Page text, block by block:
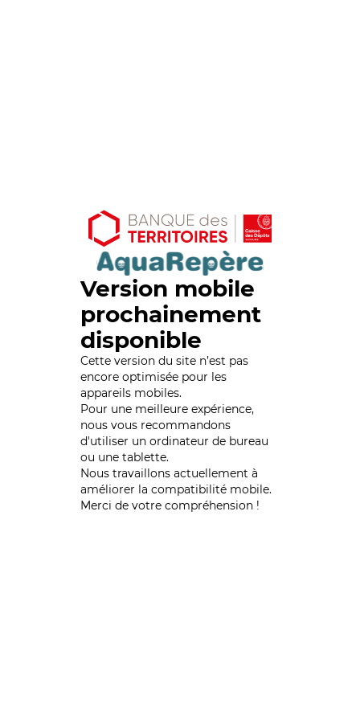
Version mobile
prochainement
disponible
Cette version du site n’est pas
encore optimisée pour les
appareils mobiles.
Pour une meilleure expérience,
nous vous recommandons
d'utiliser un ordinateur de bureau
ou une tablette.
Nous travaillons actuellement à
améliorer la compatibilité mobile.
Merci de votre compréhension !